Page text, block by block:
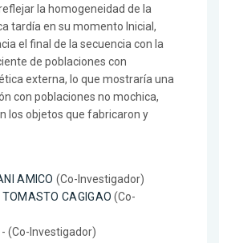
la homogeneidad de la
tardía en su momento Inicial,
el final de la secuencia con la
de poblaciones con
externa, lo que mostraría una
con poblaciones no mochica,
los objetos que fabricaron y
AMICO (Co-Investigador)
TOMASTO CAGIGAO (Co-
- (Co-Investigador)